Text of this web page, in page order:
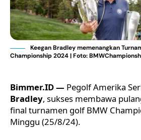
Keegan Bradley memenangkan
Championship 2024 | Foto:
Bimmer.ID — Pegolf Amerika
Bradley, sukses membawa
final turnamen golf BMW
Minggu (25/8/24).